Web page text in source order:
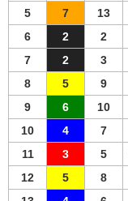
5
7 13
6
2 2
7
2 3
8
5 9
9
6 10
10
4 7
11
3 5
12
5 8